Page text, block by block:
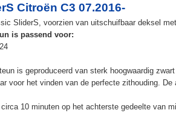
Citroën C3 07.2016-
SliderS, voorzien van uitschuifbaar deksel
is passend voor:
is geproduceerd van sterk hoogwaardig
voor het vinden van de perfecte zithouding.
10 minuten op het achterste gedeelte van